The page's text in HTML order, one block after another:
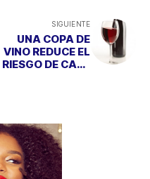
SIGUIENTE
UNA COPA DE
VINO REDUCE EL
RIESGO DE CAER